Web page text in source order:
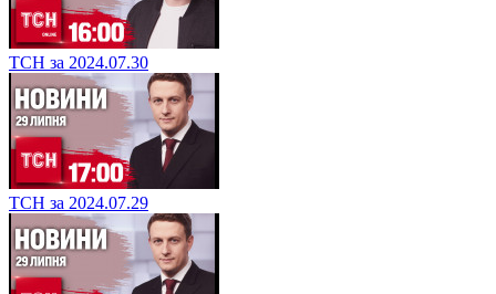
ТСН за 2024.07.30
ТСН за 2024.07.29